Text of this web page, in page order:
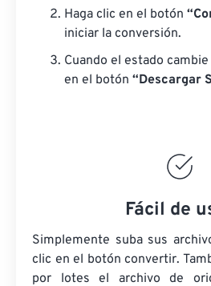
Haga clic en el botón
iniciar la conversión.
Cuando el estado
en el botón “Descargar
Fácil de
Simplemente suba sus
clic en el botón convertir.
por lotes el archivo de